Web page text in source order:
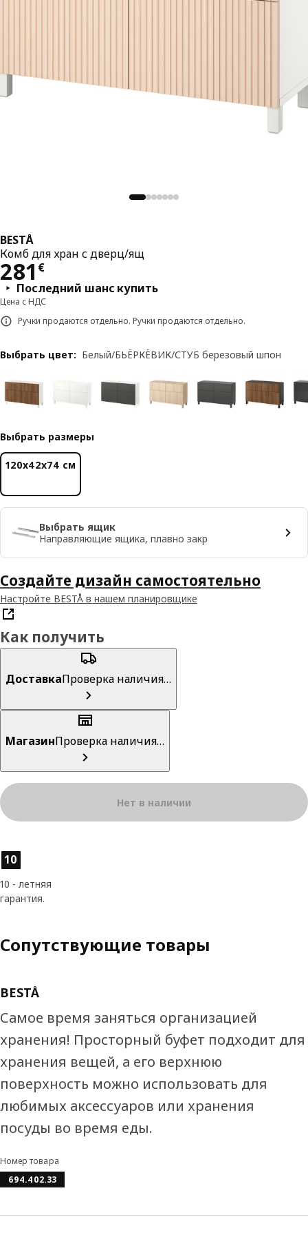
BESTÅ
Комб для хран с дверц/ящ
281 €
Цена 281€
Последний шанс купить
Цена с НДС
Ручки продаются отдельно. Ручки продаются отдельно.
Выбрать цвет: Белый/БЬЁРКЁВИК/СТУБ березовый шпон
Выбрать размеры
120x42x74 см
Выбрать ящик
Направляющие ящика, плавно закр
Создайте дизайн самостоятельно
Настройте BESTÅ в нашем планировщике
Как получить
ДоставкаПроверка наличия…
МагазинПроверка наличия…
Нет в наличии
Характеристики товара
10
10 - летняя
гарантия.
Сопутствующие товары
BESTÅ
Самое время заняться организацией
хранения! Просторный буфет подходит для
хранения вещей, а его верхнюю
поверхность можно использовать для
любимых аксессуаров или хранения
посуды во время еды.
Номер товара
694.402.33